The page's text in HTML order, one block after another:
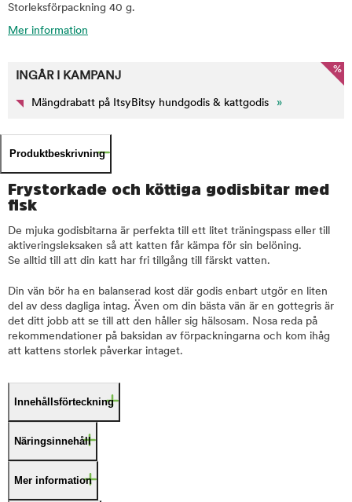
Storleksförpackning 40 g.
Mer information
%
INGÅR I KAMPANJ
Mängdrabatt på ItsyBitsy hundgodis & kattgodis »
Produktbeskrivning
Frystorkade och köttiga godisbitar med
fisk
De mjuka godisbitarna är perfekta till ett litet träningspass eller till
aktiveringsleksaken så att katten får kämpa för sin belöning.
Se alltid till att din katt har fri tillgång till färskt vatten.
Din vän bör ha en balanserad kost där godis enbart utgör en liten
del av dess dagliga intag. Även om din bästa vän är en gottegris är
det ditt jobb att se till att den håller sig hälsosam. Nosa reda på
rekommendationer på baksidan av förpackningarna och kom ihåg
att kattens storlek påverkar intaget.
Innehållsförteckning
Näringsinnehåll
Mer information